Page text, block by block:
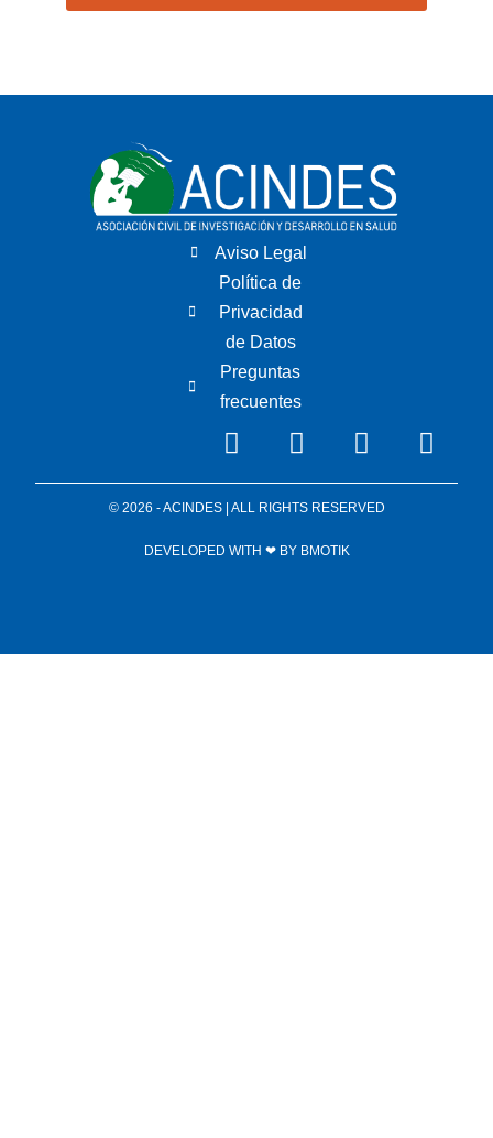
Aviso Legal
Política de
Privacidad
de Datos
Preguntas
frecuentes
© 2026 - ACINDES | ALL RIGHTS RESERVED
DEVELOPED WITH ❤ BY BMOTIK